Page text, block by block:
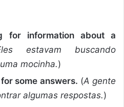
for information about a
estavam buscando
mocinha.)
some answers. (A gente
algumas respostas.)